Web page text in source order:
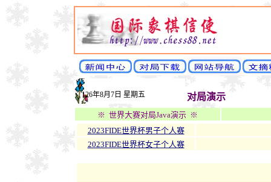
126年8月7日 星期五 对局演示
※ 世界大赛对局Java演示 ※
2023FIDE世界杯男子个人赛
2023FIDE世界杯女子个人赛